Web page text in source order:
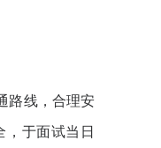
路线，合理安
，于面试当日